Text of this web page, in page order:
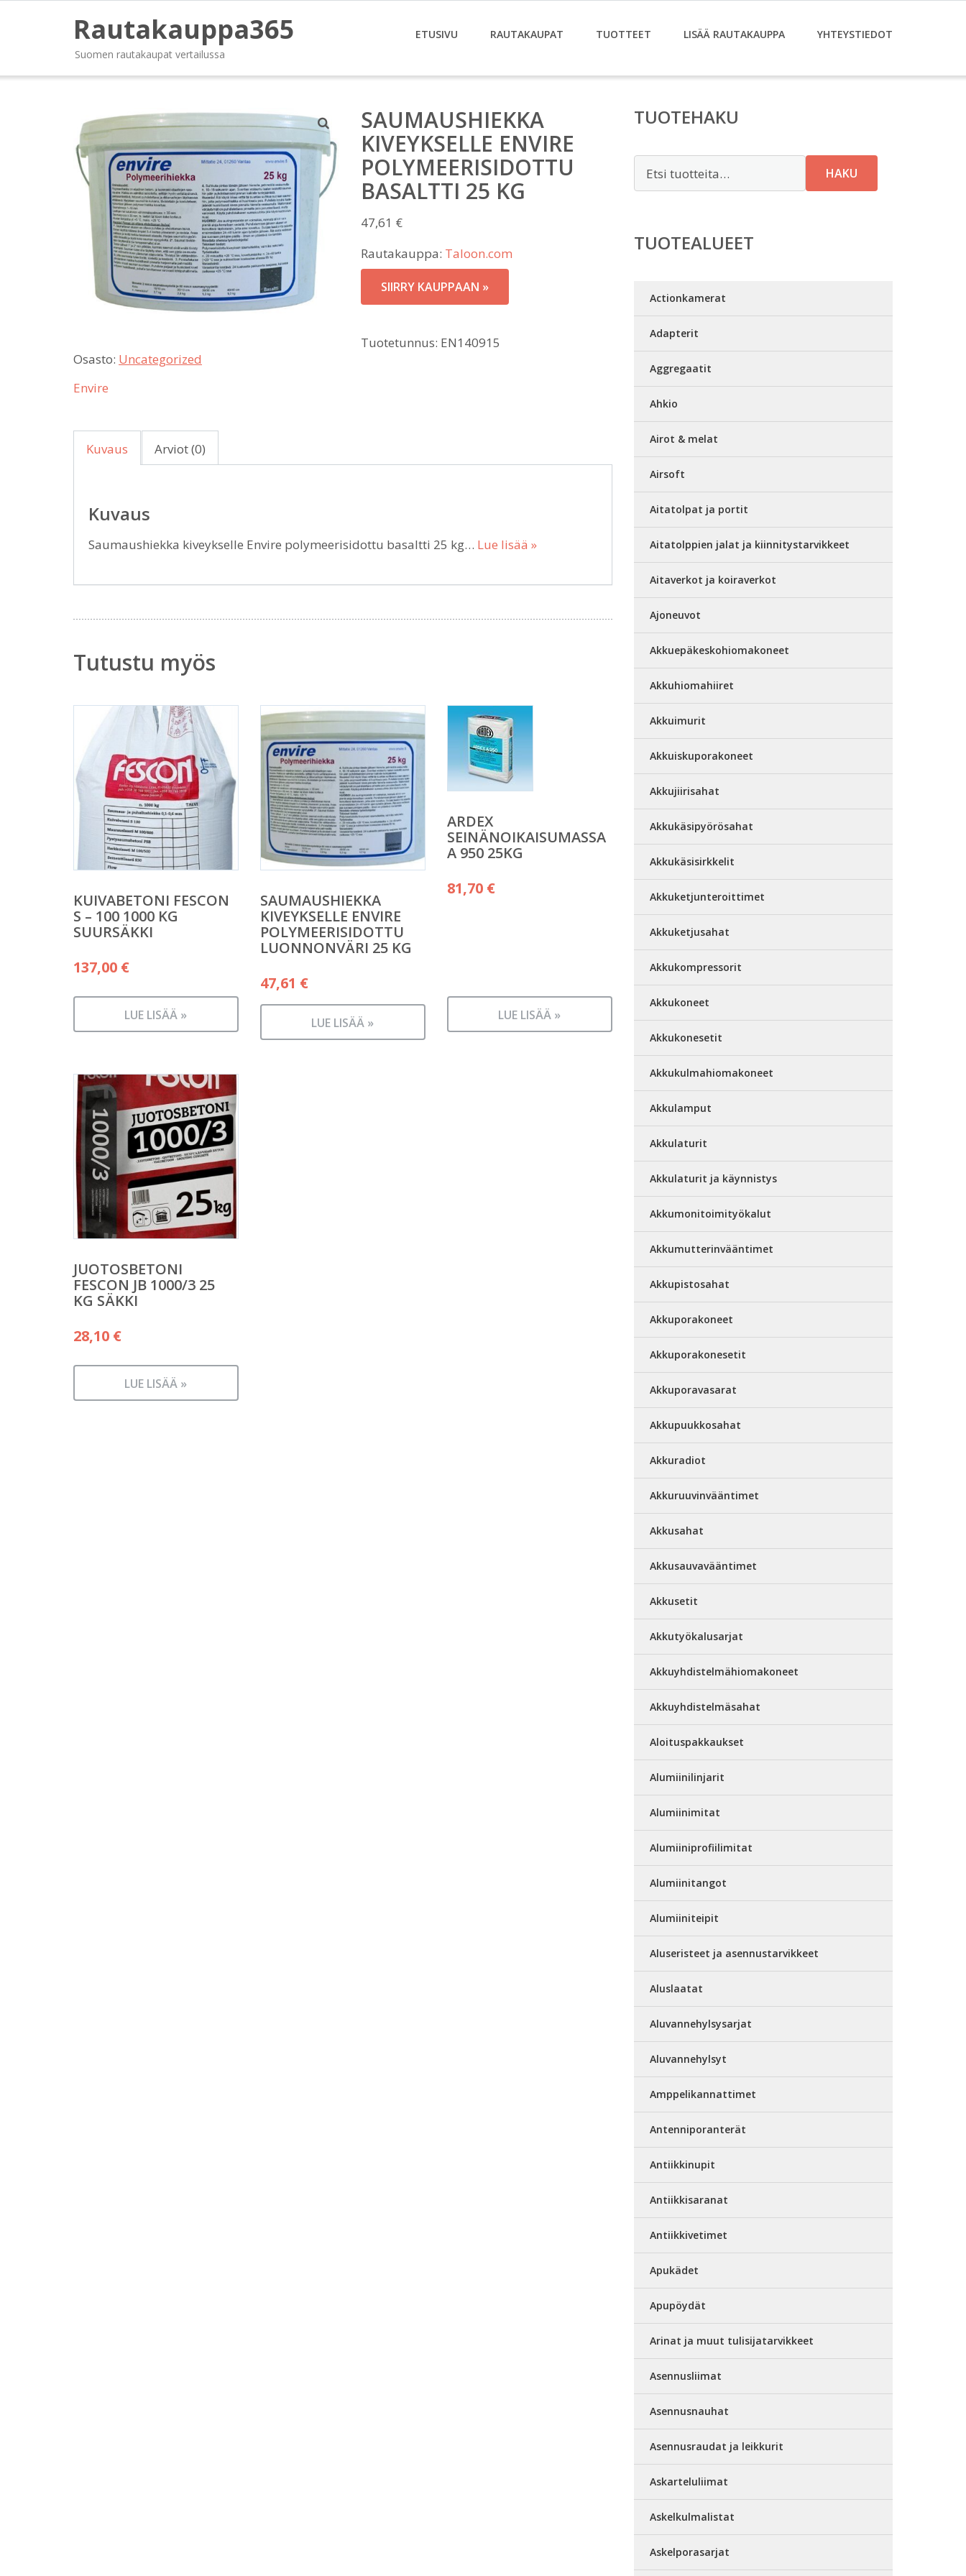
Rautakauppa365
Suomen rautakaupat vertailussa
ETUSIVU RAUTAKAUPAT TUOTTEET LISÄÄ RAUTAKAUPPA YHTEYSTIEDOT
SAUMAUSHIEKKA
KIVEYKSELLE ENVIRE
POLYMEERISIDOTTU
BASALTTI 25 KG
47,61 €
Rautakauppa: Taloon.com
SIIRRY KAUPPAAN »
Tuotetunnus: EN140915
Osasto: Uncategorized
Envire
Kuvaus Arviot (0)
Kuvaus
Saumaushiekka kiveykselle Envire polymeerisidottu basaltti 25 kg… Lue lisää »
Tutustu myös
KUIVABETONI FESCON
S – 100 1000 KG
SUURSÄKKI
137,00 €
LUE LISÄÄ »
SAUMAUSHIEKKA
KIVEYKSELLE ENVIRE
POLYMEERISIDOTTU
LUONNONVÄRI 25 KG
47,61 €
LUE LISÄÄ »
ARDEX
SEINÄNOIKAISUMASSA
A 950 25KG
81,70 €
LUE LISÄÄ »
JUOTOSBETONI
FESCON JB 1000/3 25
KG SÄKKI
28,10 €
LUE LISÄÄ »
TUOTEHAKU
HAKU
TUOTEALUEET
Actionkamerat
Adapterit
Aggregaatit
Ahkio
Airot & melat
Airsoft
Aitatolpat ja portit
Aitatolppien jalat ja kiinnitystarvikkeet
Aitaverkot ja koiraverkot
Ajoneuvot
Akkuepäkeskohiomakoneet
Akkuhiomahiiret
Akkuimurit
Akkuiskuporakoneet
Akkujiirisahat
Akkukäsipyörösahat
Akkukäsisirkkelit
Akkuketjunteroittimet
Akkuketjusahat
Akkukompressorit
Akkukoneet
Akkukonesetit
Akkukulmahiomakoneet
Akkulamput
Akkulaturit
Akkulaturit ja käynnistys
Akkumonitoimityökalut
Akkumutterinvääntimet
Akkupistosahat
Akkuporakoneet
Akkuporakonesetit
Akkuporavasarat
Akkupuukkosahat
Akkuradiot
Akkuruuvinvääntimet
Akkusahat
Akkusauvavääntimet
Akkusetit
Akkutyökalusarjat
Akkuyhdistelmähiomakoneet
Akkuyhdistelmäsahat
Aloituspakkaukset
Alumiinilinjarit
Alumiinimitat
Alumiiniprofiilimitat
Alumiinitangot
Alumiiniteipit
Aluseristeet ja asennustarvikkeet
Aluslaatat
Aluvannehylsysarjat
Aluvannehylsyt
Amppelikannattimet
Antenniporanterät
Antiikkinupit
Antiikkisaranat
Antiikkivetimet
Apukädet
Apupöydät
Arinat ja muut tulisijatarvikkeet
Asennusliimat
Asennusnauhat
Asennusraudat ja leikkurit
Askarteluliimat
Askelkulmalistat
Askelporasarjat